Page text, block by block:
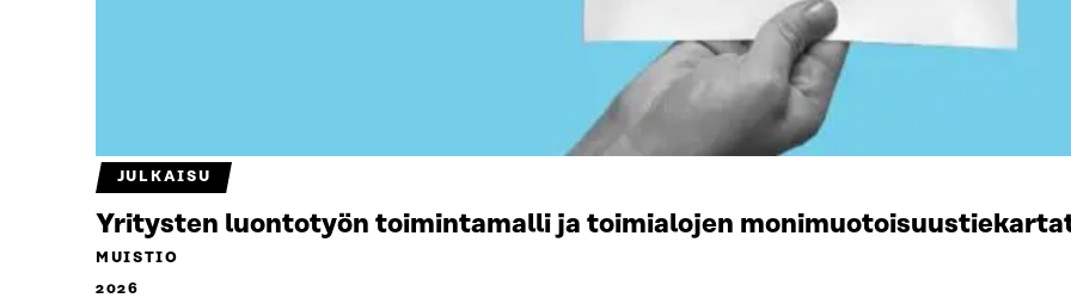
JULKAISU
Yritysten luontotyön toimintamalli ja toimialojen
MUISTIO
2026